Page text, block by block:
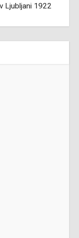
Ljubljani 1922